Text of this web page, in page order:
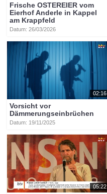
Frische OSTEREIER vom
Eierhof Anderle in Kappel
am Krappfeld
Datum: 26/03/2026
02:16
Vorsicht vor
Dämmerungseinbrüchen
Datum: 19/11/2025
05:22